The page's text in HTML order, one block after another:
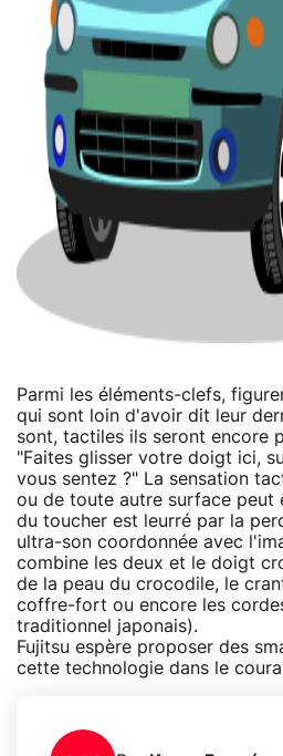
Parmi les éléments-clefs,
qui sont loin d'avoir dit leur
sont, tactiles ils seront encore
"Faites glisser votre doigt ici,
vous sentez ?" La sensation
ou de toute autre surface peut
du toucher est leurré par la
ultra-son coordonnée avec
combine les deux et le doigt
de la peau du crocodile, le
coffre-fort ou encore les
traditionnel japonais).
Fujitsu espère proposer des
cette technologie dans le